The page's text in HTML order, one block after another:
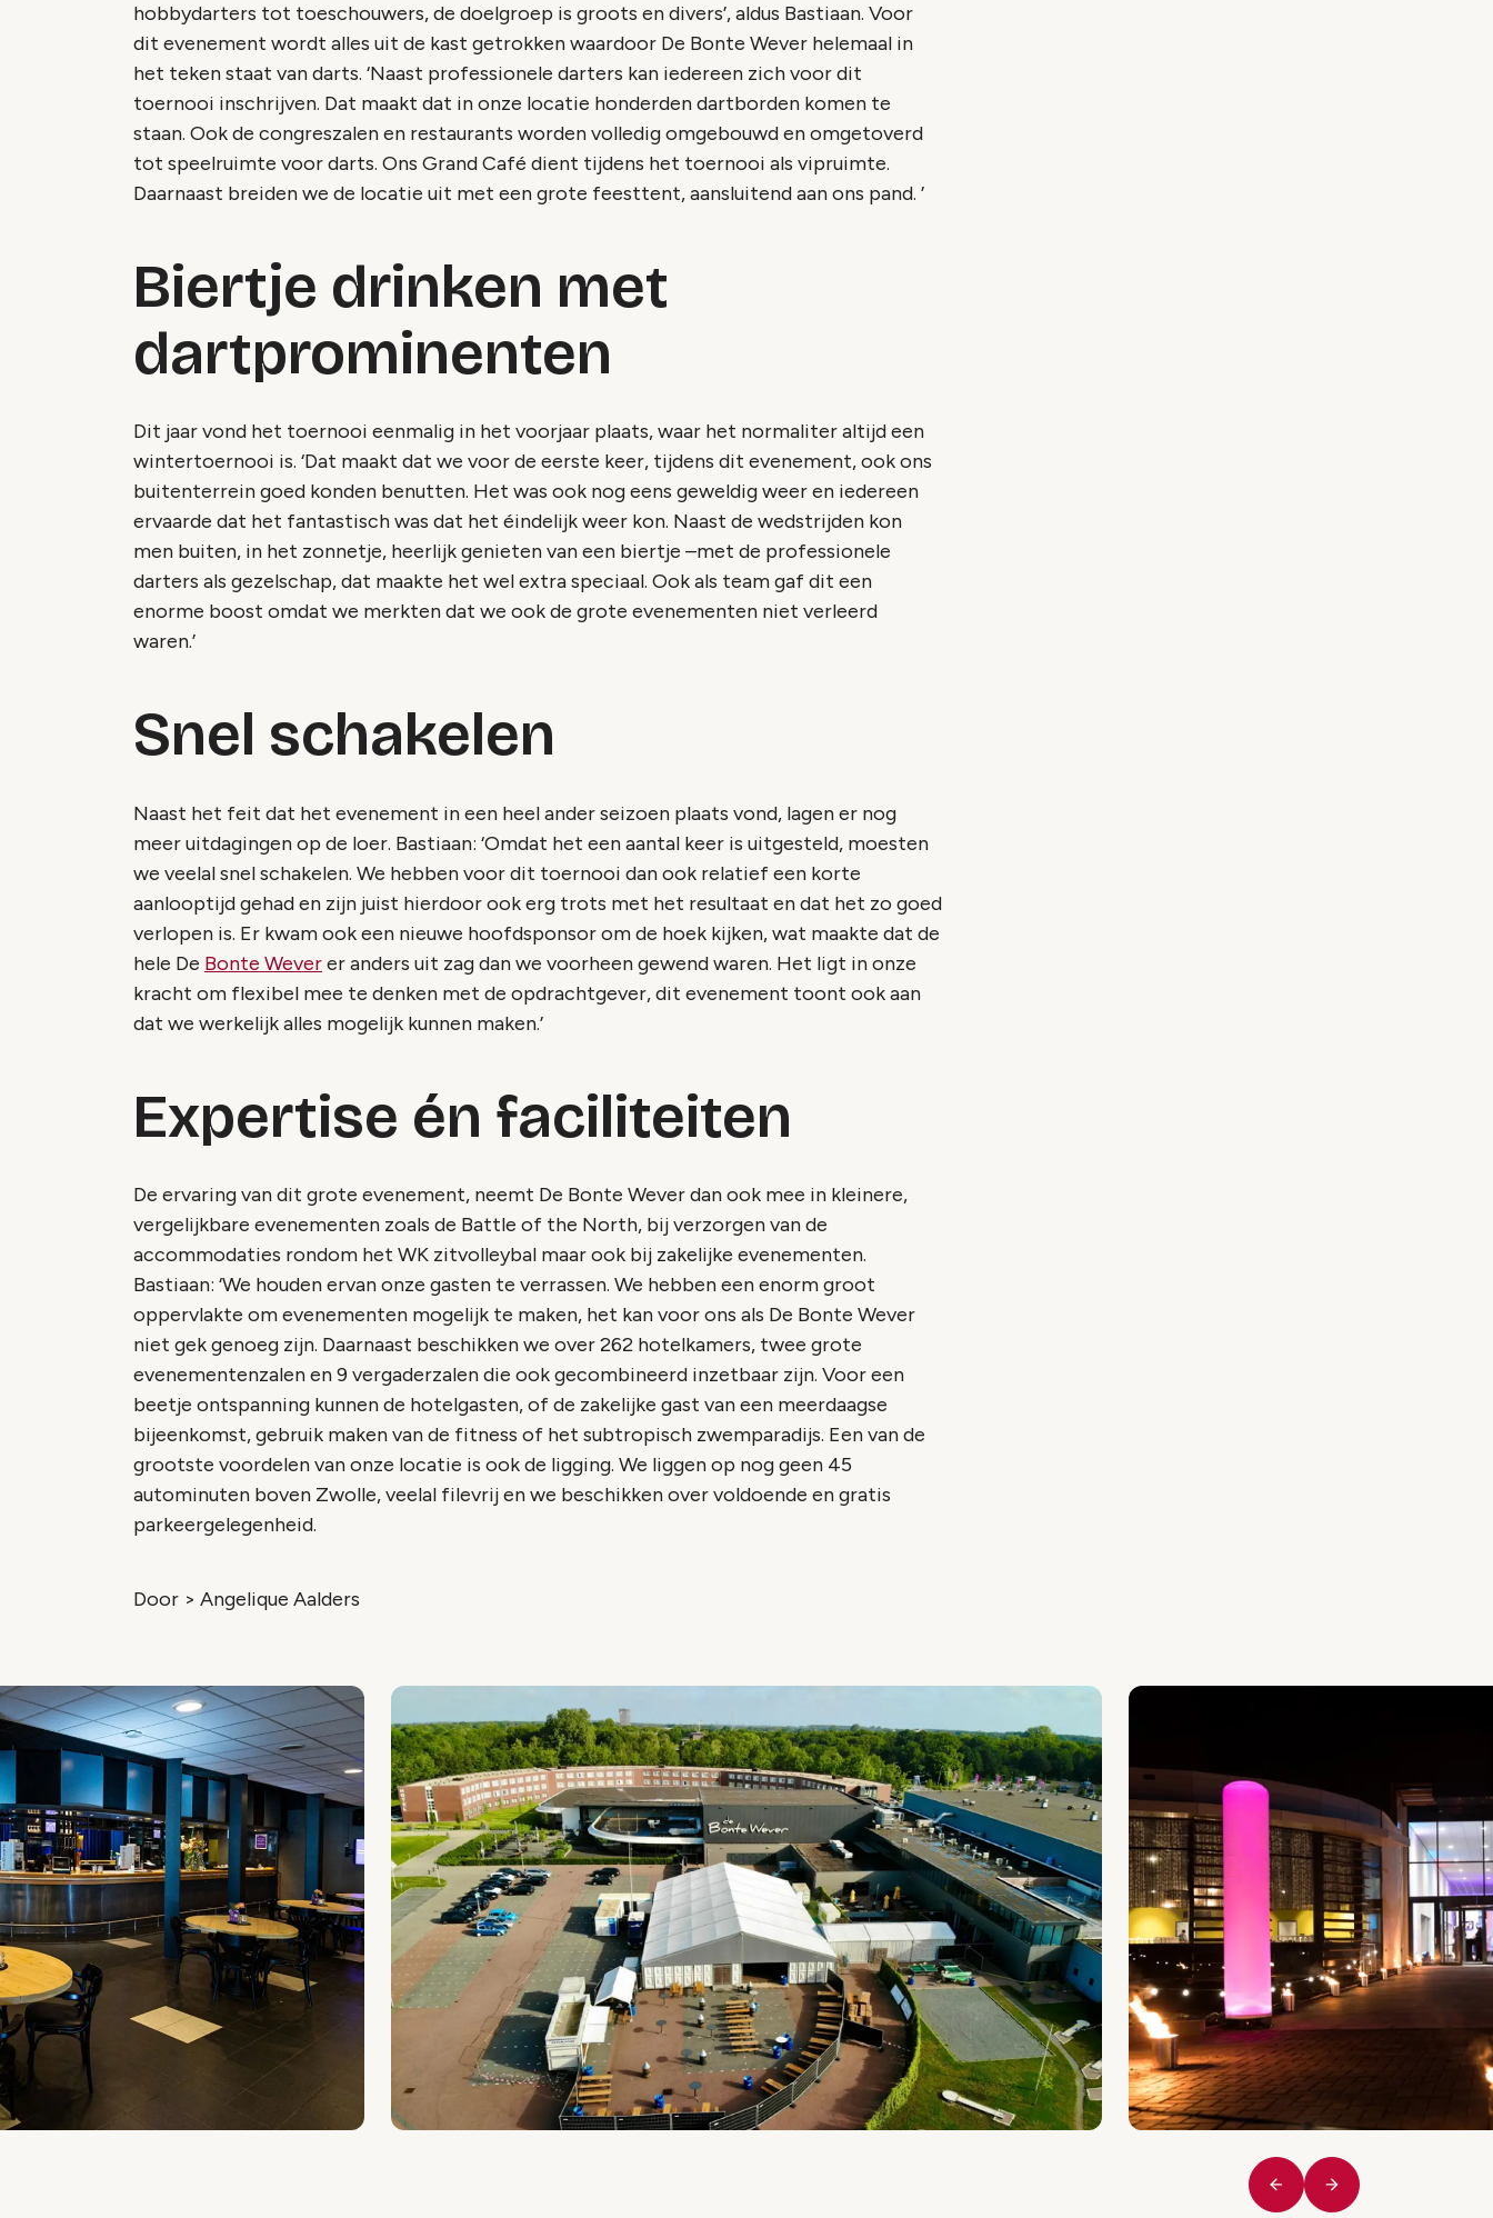
hobbydarters tot toeschouwers, de doelgroep is groots en divers’, aldus Bastiaan. Voor
dit evenement wordt alles uit de kast getrokken waardoor De Bonte Wever helemaal in
het teken staat van darts. ‘Naast professionele darters kan iedereen zich voor dit
toernooi inschrijven. Dat maakt dat in onze locatie honderden dartborden komen te
staan. Ook de congreszalen en restaurants worden volledig omgebouwd en omgetoverd
tot speelruimte voor darts. Ons Grand Café dient tijdens het toernooi als vipruimte.
Daarnaast breiden we de locatie uit met een grote feesttent, aansluitend aan ons pand. ’
Biertje drinken met
dartprominenten
Dit jaar vond het toernooi eenmalig in het voorjaar plaats, waar het normaliter altijd een
wintertoernooi is. ‘Dat maakt dat we voor de eerste keer, tijdens dit evenement, ook ons
buitenterrein goed konden benutten. Het was ook nog eens geweldig weer en iedereen
ervaarde dat het fantastisch was dat het éindelijk weer kon. Naast de wedstrijden kon
men buiten, in het zonnetje, heerlijk genieten van een biertje –met de professionele
darters als gezelschap, dat maakte het wel extra speciaal. Ook als team gaf dit een
enorme boost omdat we merkten dat we ook de grote evenementen niet verleerd
waren.’
Snel schakelen
Naast het feit dat het evenement in een heel ander seizoen plaats vond, lagen er nog
meer uitdagingen op de loer. Bastiaan: ‘Omdat het een aantal keer is uitgesteld, moesten
we veelal snel schakelen. We hebben voor dit toernooi dan ook relatief een korte
aanlooptijd gehad en zijn juist hierdoor ook erg trots met het resultaat en dat het zo goed
verlopen is. Er kwam ook een nieuwe hoofdsponsor om de hoek kijken, wat maakte dat de
hele De Bonte Weverer anders uit zag dan we voorheen gewend waren. Het ligt in onze
kracht om flexibel mee te denken met de opdrachtgever, dit evenement toont ook aan
dat we werkelijk alles mogelijk kunnen maken.’
Expertise én faciliteiten
De ervaring van dit grote evenement, neemt De Bonte Wever dan ook mee in kleinere,
vergelijkbare evenementen zoals de Battle of the North, bij verzorgen van de
accommodaties rondom het WK zitvolleybal maar ook bij zakelijke evenementen.
Bastiaan: ‘We houden ervan onze gasten te verrassen. We hebben een enorm groot
oppervlakte om evenementen mogelijk te maken, het kan voor ons als De Bonte Wever
niet gek genoeg zijn. Daarnaast beschikken we over 262 hotelkamers, twee grote
evenementenzalen en 9 vergaderzalen die ook gecombineerd inzetbaar zijn. Voor een
beetje ontspanning kunnen de hotelgasten, of de zakelijke gast van een meerdaagse
bijeenkomst, gebruik maken van de fitness of het subtropisch zwemparadijs. Een van de
grootste voordelen van onze locatie is ook de ligging. We liggen op nog geen 45
autominuten boven Zwolle, veelal filevrij en we beschikken over voldoende en gratis
parkeergelegenheid.
Door > Angelique Aalders
Vorige Volgende